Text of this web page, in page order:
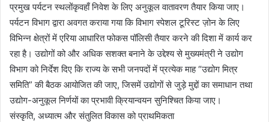
प्रमुख पर्यटन स्थलोंकृवहाँ निवेश के लिए अनुकूल वातावरण तैयार किया जाए।
पर्यटन विभाग द्वारा अवगत कराया गया कि विभाग स्पेशल टूरिस्ट ज़ोन के लिए
विभिन्न क्षेत्रों में एरिया आधारित फोकस पॉलिसी तैयार करने की दिशा में कार्य कर
रहा है। उद्योगों को और अधिक सशक्त बनाने के उद्देश्य से मुख्यमंत्री ने उद्योग
विभाग को निर्देश दिए कि राज्य के सभी जनपदों में प्रत्येक माह “उद्योग मित्र
समिति” की बैठक आयोजित की जाए, जिसमें उद्योगों से जुड़े मुद्दों का समाधान तथा
उद्योग-अनुकूल निर्णयों का प्रभावी क्रियान्वयन सुनिश्चित किया जाए।
संस्कृति, अध्यात्म और संतुलित विकास को प्राथमिकता